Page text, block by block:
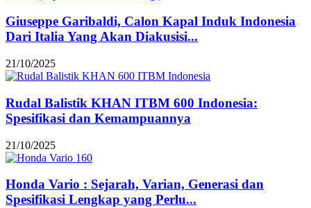
Giuseppe Garibaldi, Calon Kapal Induk Indonesia
Dari Italia Yang Akan Diakusisi...
21/10/2025
Rudal Balistik KHAN ITBM 600 Indonesia:
Spesifikasi dan Kemampuannya
21/10/2025
Honda Vario : Sejarah, Varian, Generasi dan
Spesifikasi Lengkap yang Perlu...